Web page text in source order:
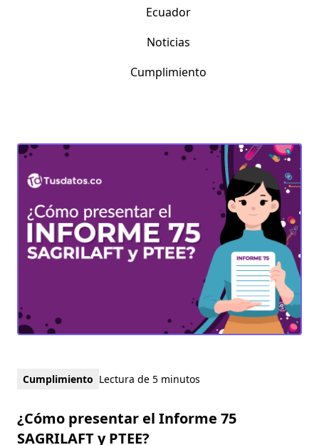
Ecuador
Noticias
Cumplimiento
Cumplimiento Lectura de 5 minutos
¿Cómo presentar el Informe 75
SAGRILAFT y PTEE?